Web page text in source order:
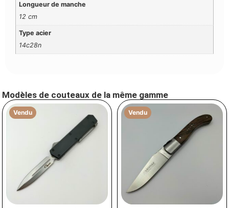
Longueur de manche
12 cm
Type acier
14c28n
Modèles de couteaux de la même gamme
Vendu Vendu